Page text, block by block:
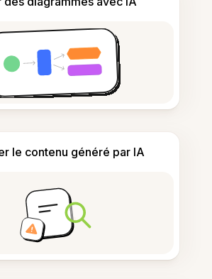
le contenu généré par IA